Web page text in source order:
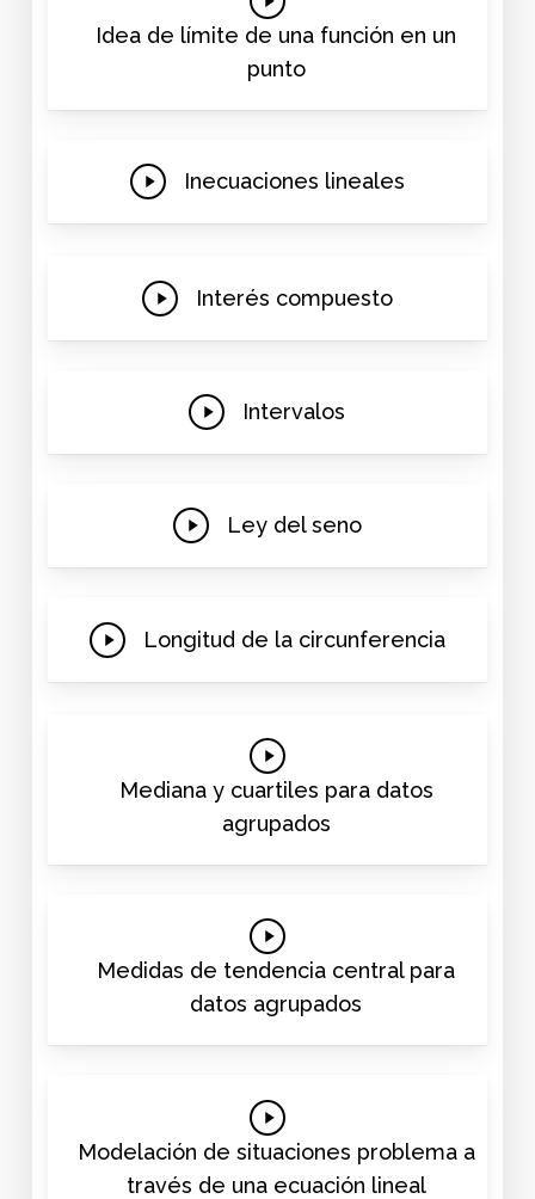
Video
Idea de límite de una función en un
punto
Play
Inecuaciones lineales
Play
Interés compuesto
Play
Intervalos
Play
Ley del seno
Play
Longitud de la circunferencia
Play
Video
Mediana y cuartiles para datos
agrupados
Play
Video
Medidas de tendencia central para
datos agrupados
Play
Video
Modelación de situaciones problema a
través de una ecuación lineal